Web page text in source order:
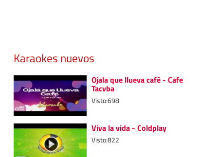
Karaokes nuevos
Ojala que llueva café - Cafe
Tacvba
Visto:698
Viva la vida - Coldplay
Visto:822